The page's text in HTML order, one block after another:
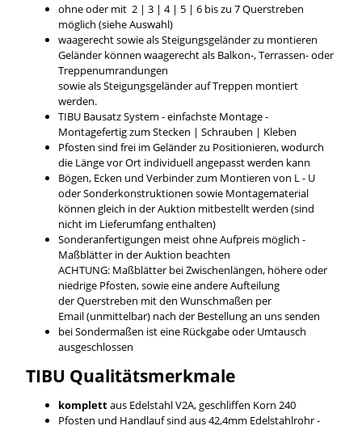
ohne oder mit 2 | 3 | 4 | 5 | 6 bis zu 7 Querstreben
möglich (siehe Auswahl)
waagerecht sowie als Steigungsgeländer zu montieren
Geländer können waagerecht als Balkon-, Terrassen- oder
Treppenumrandungen
sowie als Steigungsgeländer auf Treppen montiert
werden.
TIBU Bausatz System - einfachste Montage -
Montagefertig zum Stecken | Schrauben | Kleben
Pfosten sind frei im Geländer zu Positionieren, wodurch
die Länge vor Ort individuell angepasst werden kann
Bögen, Ecken und Verbinder zum Montieren von L - U
oder Sonderkonstruktionen sowie Montagematerial
können gleich in der Auktion mitbestellt werden (sind
nicht im Lieferumfang enthalten)
Sonderanfertigungen meist ohne Aufpreis möglich -
Maßblätter in der Auktion beachten
ACHTUNG: Maßblätter bei Zwischenlängen, höhere oder
niedrige Pfosten, sowie eine andere Aufteilung
der Querstreben mit den Wunschmaßen per
Email (unmittelbar) nach der Bestellung an uns senden
bei Sondermaßen ist eine Rückgabe oder Umtausch
ausgeschlossen
TIBU Qualitätsmerkmale
komplettaus Edelstahl V2A, geschliffen Korn 240
Pfosten und Handlauf sind aus 42,4mm Edelstahlrohr -